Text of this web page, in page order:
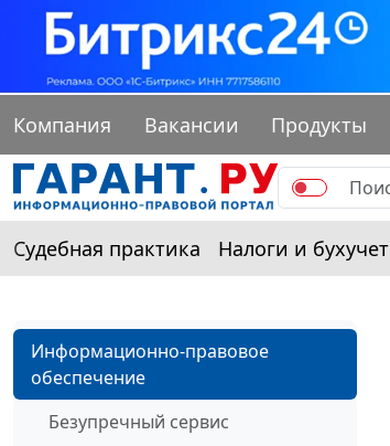
Компания Вакансии Продукты
Судебная практика Налоги и бухучет
Информационно-правовое
обеспечение
Безупречный сервис